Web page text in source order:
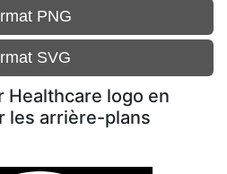
PNG
SVG
Healthcare logo en
les arrière-plans